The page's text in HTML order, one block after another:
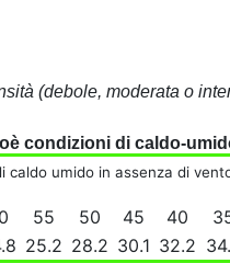
(debole, moderata o
condizioni di caldo-
umido in assenza di
55 50 45 40
25.2 28.2 30.1 32.2